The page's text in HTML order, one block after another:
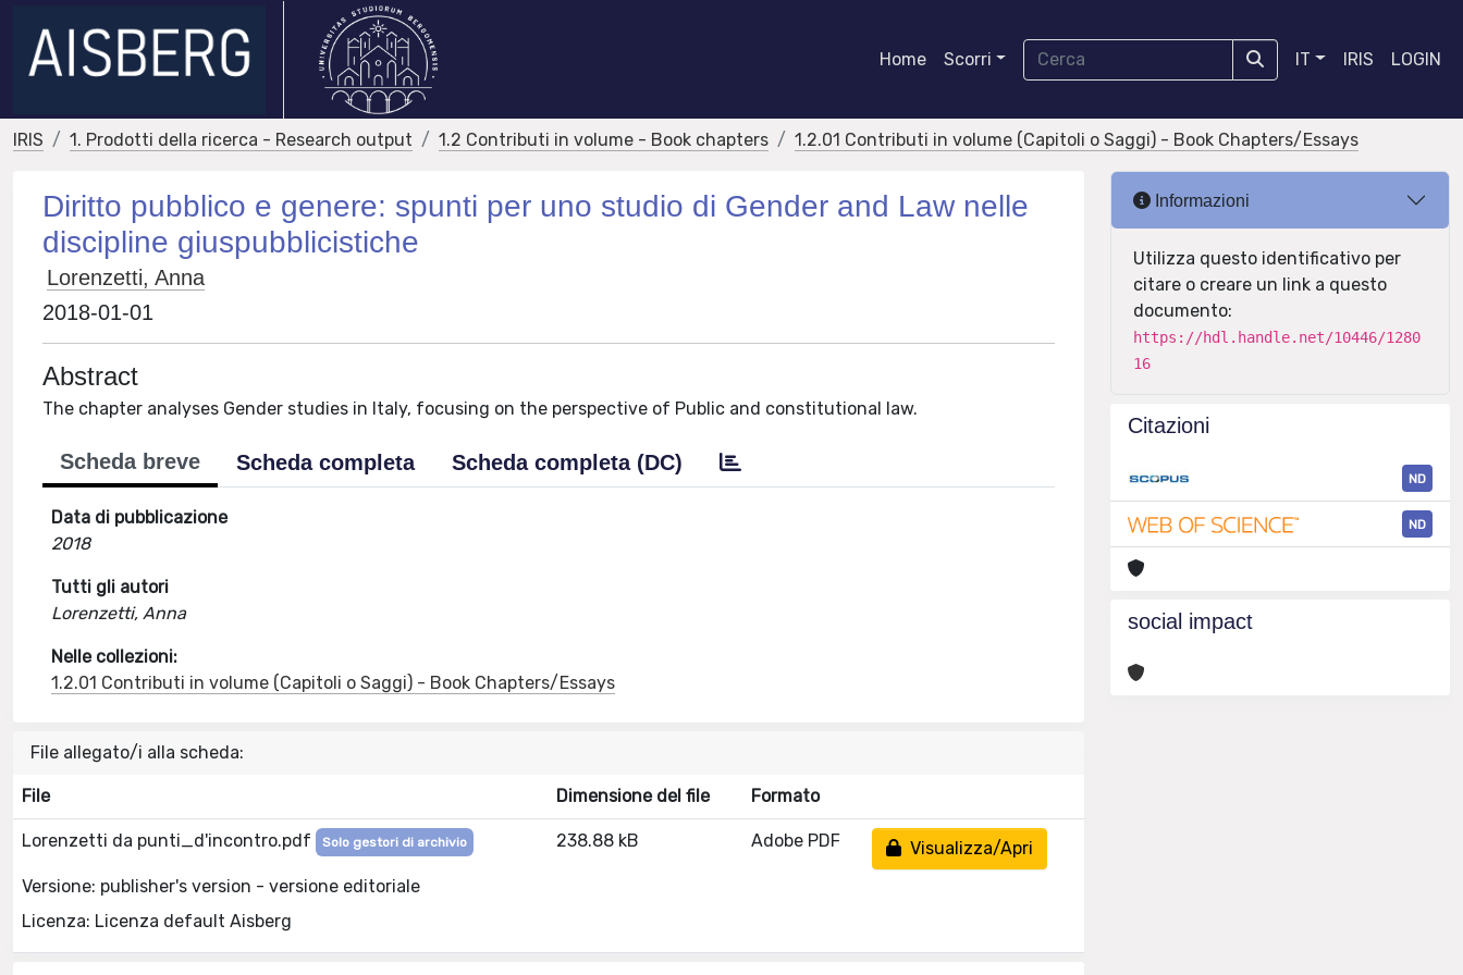
Home Scorri IT IRIS LOGIN
IRIS 1. Prodotti della ricerca - Research output 1.2 Contributi in volume - Book chapters 1.2.01 Contributi in volume (Capitoli o Saggi) - Book Chapters/Essays
Diritto pubblico e genere: spunti per uno studio di Gender and Law nelle
discipline giuspubblicistiche
Lorenzetti, Anna
2018-01-01
Abstract
The chapter analyses Gender studies in Italy, focusing on the perspective of Public and constitutional law.
Scheda breve Scheda completa Scheda completa (DC)
Data di pubblicazione
2018
Tutti gli autori
Lorenzetti, Anna
Nelle collezioni:
1.2.01 Contributi in volume (Capitoli o Saggi) - Book Chapters/Essays
File allegato/i alla scheda:
File Dimensione del file Formato
Lorenzetti da punti_d'incontro.pdf Solo gestori di archivio
Versione: publisher's version - versione editoriale
Licenza: Licenza default Aisberg
238.88 kB Adobe PDF Visualizza/Apri
Informazioni
Utilizza questo identificativo per
citare o creare un link a questo
documento:
https://hdl.handle.net/10446/1280
16
Citazioni
ND
ND
social impact